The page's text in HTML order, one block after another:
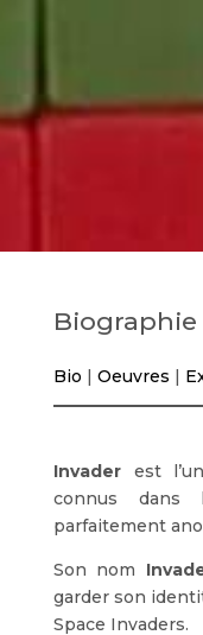
Biographie
Bio | Oeuvres |
Invaderest
connus
parfaitement
Son nom
garder son
Space Invaders.